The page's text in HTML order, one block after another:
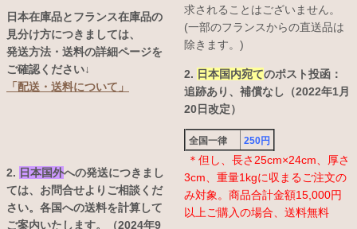
日本在庫品とフランス在庫品の
見分け方につきましては、
発送方法・送料の詳細ページを
ご確認ください↓
「配送・送料について」
2. 日本国外への発送につきまし
ては、お問合せよりご相談くだ
さい。各国への送料を計算して
ご案内いたします。（2024年9
求されることはございません。
(一部のフランスからの直送品は
除きます。)
2. 日本国内宛てのポスト投函：
追跡あり、補償なし（2022年1月
20日改定）
全国一律 250円
＊但し、長さ25cm×24cm、厚さ
3cm、重量1kgに収まるご注文の
み対象。商品合計金額15,000円
以上ご購入の場合、送料無料